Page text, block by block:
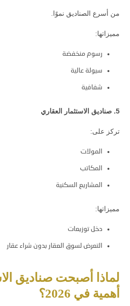
من أسرع الصناديق نموًا.
مميزاتها:
رسوم منخفضة
سيولة عالية
شفافية
5. صناديق الاستثمار العقاري
تركز على:
المولات
المكاتب
المشاريع السكنية
مميزاتها:
دخل توزيعات
التعرض لسوق العقار بدون شراء عقار
لماذا أصبحت صناديق
أهمية في 2026؟